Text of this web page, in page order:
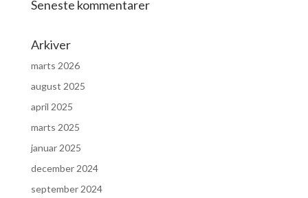
Seneste kommentarer
Arkiver
marts 2026
august 2025
april 2025
marts 2025
januar 2025
december 2024
september 2024